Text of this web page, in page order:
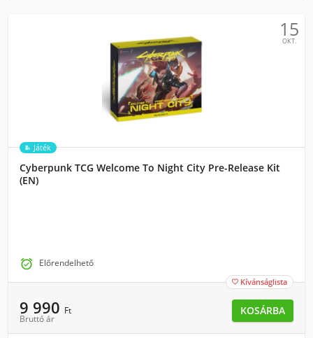
15
OKT.
Játék
Cyberpunk TCG Welcome To Night City Pre-Release Kit
(EN)
 Előrendelhető
 Kívánságlista
9 990 Ft
Bruttó ár
KOSÁRBA